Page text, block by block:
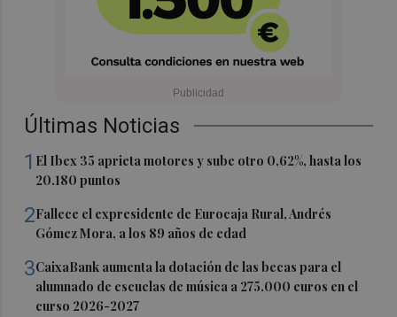
Últimas Noticias
1 El Ibex 35 aprieta motores y sube otro 0,62%, hasta los
20.180 puntos
2Fallece el expresidente de Eurocaja Rural, Andrés
Gómez Mora, a los 89 años de edad
3CaixaBank aumenta la dotación de las becas para el
alumnado de escuelas de música a 275.000 euros en el
curso 2026-2027